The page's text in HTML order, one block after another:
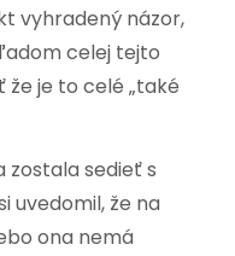
vyhradený názor,
celej tejto
že je to celé „také
zostala sedieť s
uvedomil, že na
ona nemá